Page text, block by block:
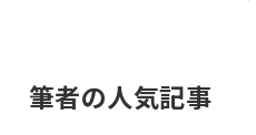
筆者の人気記事